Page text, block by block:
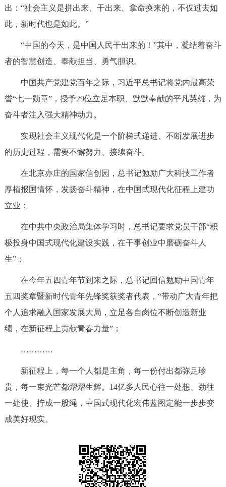
出：“社会主义是拼出来、干出来、拿命换来的，不仅过去如
此，新时代也是如此。”
“中国的今天，是中国人民干出来的！”其中，凝结着奋斗
者的智慧创造、奉献担当、勇气胆识。
中国共产党建党百年之际，习近平总书记将党内最高荣
誉“七一勋章”，授予29位立足本职、默默奉献的平凡英雄，为
奋斗者注入强大精神动力。
实现社会主义现代化是一个阶梯式递进、不断发展进步
的历史过程，需要不懈努力、接续奋斗。
在北京亦庄的国家信创园，总书记勉励广大科技工作者
厚植报国情怀，发扬奋斗精神，在中国式现代化征程上建功
立业；
在中共中央政治局集体学习时，总书记要求党员干部“积
极投身中国式现代化建设实践，在干事创业中磨砺奋斗人
生”；
在今年五四青年节到来之际，总书记回信勉励中国青年
五四奖章暨新时代青年先锋奖获奖者代表，“带动广大青年把
个人追求融入国家发展大局，立足各自岗位不断创造新业
绩，在新征程上贡献青春力量”；
…………
新征程上，每一个人都是主角，每一份付出都弥足珍
贵，每一束光芒都熠熠生辉。14亿多人民心往一处想、劲往
一处使、拧成一股绳，中国式现代化宏伟蓝图定能一步步变
成美好现实。